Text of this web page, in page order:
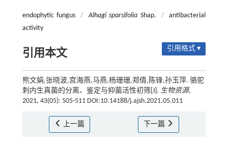
endophytic fungus / Alhagi sparsifolia Shap. /
antibacterial
activity
引用本文 引用格式 ▾
熊文娟,张晓波,宫海燕,马燕,杨珊珊,郑倩,陈锋,孙玉萍. 骆驼
刺内生真菌的分离、鉴定与抑菌活性初筛[J]. 生物资源,
2021, 43(05): 505-511 DOI:10.14188/j.ajsh.2021.05.011
上一篇 下一篇